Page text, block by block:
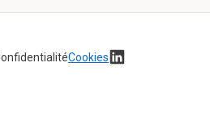
Cookies